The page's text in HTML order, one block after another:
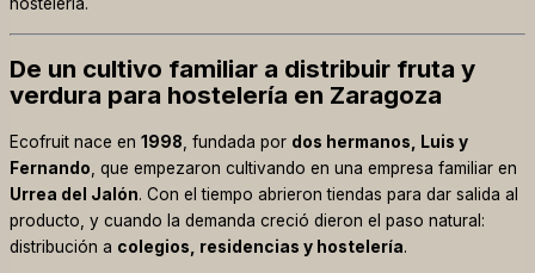
De un cultivo familiar a distribuir fruta y
verdura para hostelería en Zaragoza
Ecofruit nace en 1998 , fundada por dos hermanos, Luis y
Fernando , que empezaron cultivando en una empresa familiar en
Urrea del Jalón. Con el tiempo abrieron tiendas para dar salida al
producto, y cuando la demanda creció dieron el paso natural:
distribución a colegios, residencias y hostelería.